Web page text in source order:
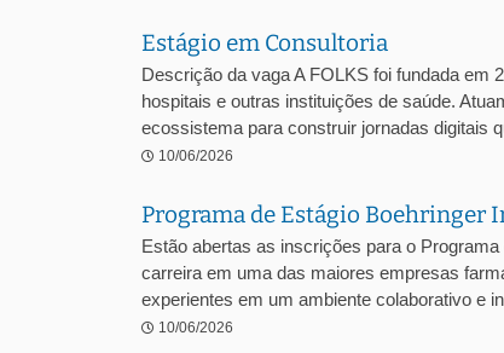
Estágio em Consultoria
Descrição da vaga A FOLKS foi fundada em
hospitais e outras instituições de saúde.
ecossistema para construir jornadas digitais
10/06/2026
Programa de Estágio Boehringer
Estão abertas as inscrições para o
carreira em uma das maiores empresas
experientes em um ambiente colaborativo e
10/06/2026